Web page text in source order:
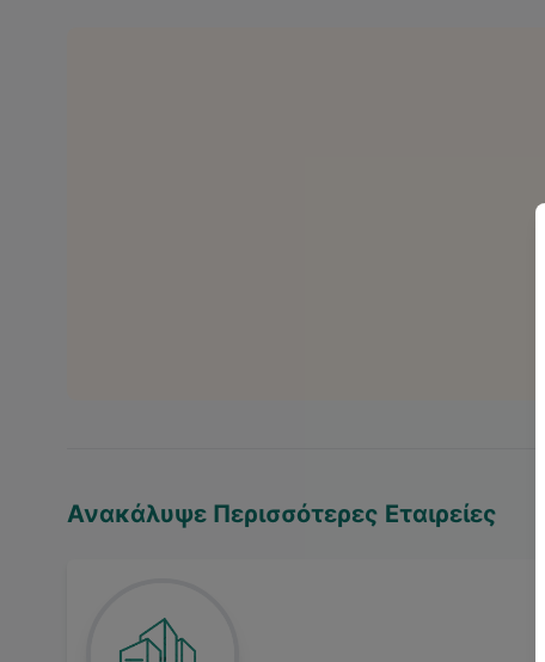
Ανακάλυψε Περισσότερες Εταιρείες